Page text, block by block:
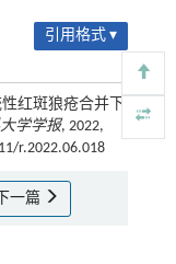
引用格式 ▾
红斑狼疮合并下
学学报, 2022,
r.2022.06.018
下一篇